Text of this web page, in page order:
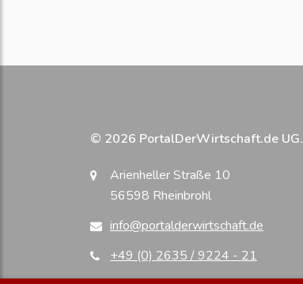
© 2026 PortalDerWirtschaft.de UG.
Arienheller Straße 10
56598 Rheinbrohl
info@portalderwirtschaft.de
+49 (0) 2635 / 9224 - 21